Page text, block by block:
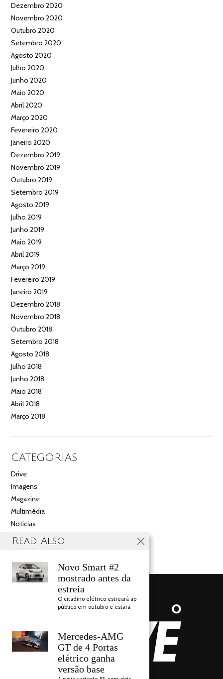
Dezembro 2020
Novembro 2020
Outubro 2020
Setembro 2020
Agosto 2020
Julho 2020
Junho 2020
Maio 2020
Abril 2020
Março 2020
Fevereiro 2020
Janeiro 2020
Dezembro 2019
Novembro 2019
Outubro 2019
Setembro 2019
Agosto 2019
Julho 2019
Junho 2019
Maio 2019
Abril 2019
Março 2019
Fevereiro 2019
Janeiro 2019
Dezembro 2018
Novembro 2018
Outubro 2018
Setembro 2018
Agosto 2018
Julho 2018
Junho 2018
Maio 2018
Abril 2018
Março 2018
CATEGORIAS
Drive
Imagens
Magazine
Multimédia
Noticias
Salão
AUTO DRIVE 2018
Read Also
Novo Smart #2
mostrado antes da
estreia
O citadino elétrico estreará ao
público em outubro e estará
Mercedes-AMG
GT de 4 Portas
elétrico ganha
versão base